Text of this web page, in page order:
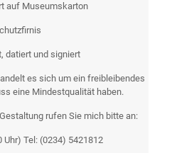
auf Museumskarton
datiert und signiert
es sich um ein freibleibendes
eine Mindestqualität haben.
rufen Sie mich bitte an:
Uhr) Tel: (0234) 5421812